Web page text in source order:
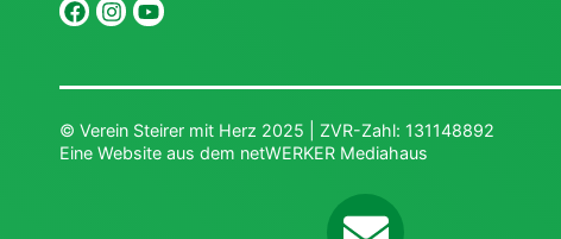
© Verein Steirer mit Herz 2025 | ZVR-Zahl: 131148892
Eine Website aus dem netWERKER Mediahaus